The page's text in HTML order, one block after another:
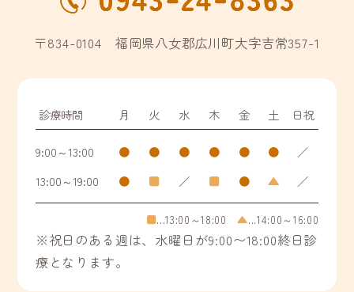
〒834-0104 福岡県八女郡広川町大字吉常357-1
診療時間 月 火 水 木 金 土 日祝
9:00～13:00 ● ● ● ● ● ●
／
13:00～19:00
● ■ ／ ■ ● ▲ ／
■...13:00～18:00▲...14:00～16:00
※祝日のある週は、水曜日が9:00〜18:00終日診
療となります。